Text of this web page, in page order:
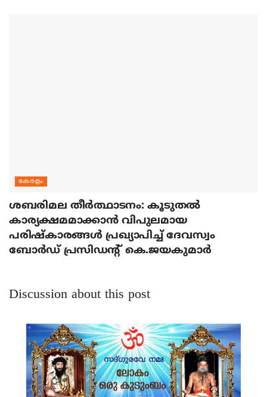
കേരളം
ശബരിമല തീര്‍ത്ഥാടനം: കൂടുതല്‍
കാര്യക്ഷമമാക്കാന്‍ വിപുലമായ
പരിഷ്‌കാരങ്ങള്‍ പ്രഖ്യാപിച്ച് ദേവസ്വം
ബോര്‍ഡ് പ്രസിഡന്റ് കെ.ജയകുമാര്‍
Discussion about this post